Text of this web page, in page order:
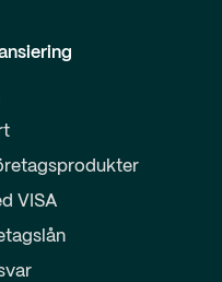
VISA